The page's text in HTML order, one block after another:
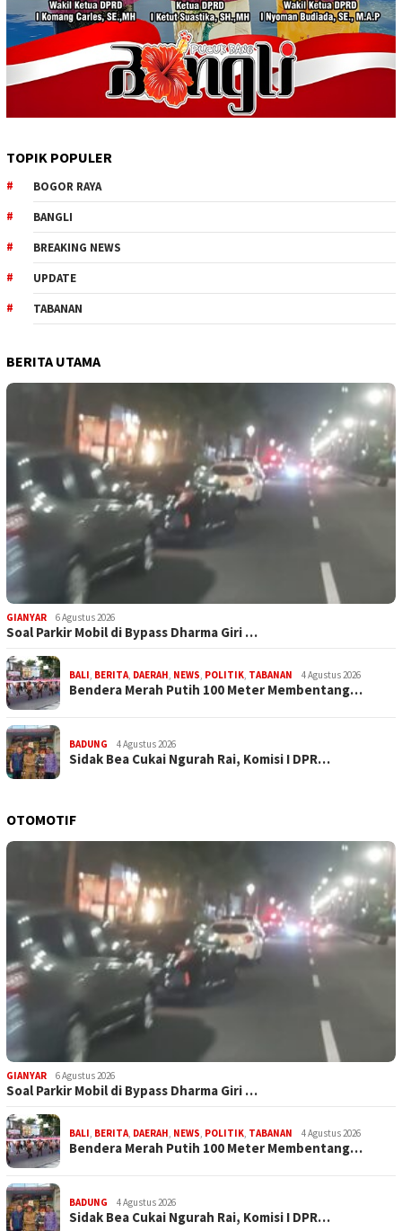
TOPIK POPULER
BOGOR RAYA
BANGLI
BREAKING NEWS
UPDATE
TABANAN
BERITA UTAMA
GIANYAR 6 Agustus 2026
Soal Parkir Mobil di Bypass Dharma Giri …
BALI, BERITA, DAERAH, NEWS, POLITIK, TABANAN 4 Agustus 2026
Bendera Merah Putih 100 Meter Membentang…
BADUNG 4 Agustus 2026
Sidak Bea Cukai Ngurah Rai, Komisi I DPR…
OTOMOTIF
GIANYAR 6 Agustus 2026
Soal Parkir Mobil di Bypass Dharma Giri …
BALI, BERITA, DAERAH, NEWS, POLITIK, TABANAN 4 Agustus 2026
Bendera Merah Putih 100 Meter Membentang…
BADUNG 4 Agustus 2026
Sidak Bea Cukai Ngurah Rai, Komisi I DPR…